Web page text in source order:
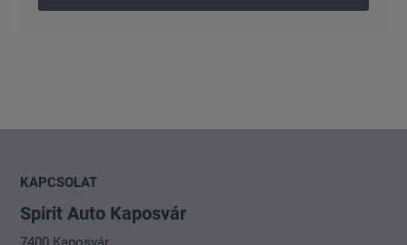
KAPCSOLAT
Spirit Auto Kaposvár